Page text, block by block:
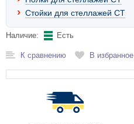
Стойки для стеллажей СТ
Наличие: Есть
К сравнению В избранное